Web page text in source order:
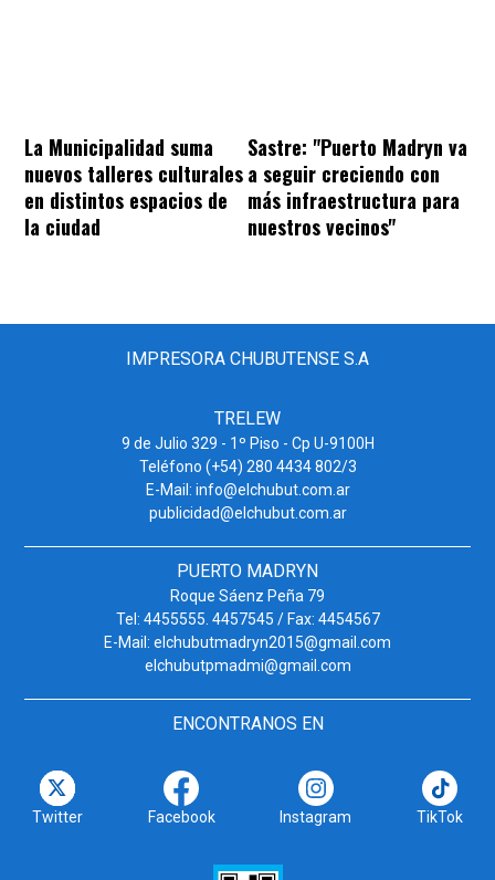
La Municipalidad suma
nuevos talleres culturales
en distintos espacios de
la ciudad
Sastre: "Puerto Madryn va
a seguir creciendo con
más infraestructura para
nuestros vecinos"
IMPRESORA CHUBUTENSE S.A
TRELEW
9 de Julio 329 - 1º Piso - Cp U-9100H
Teléfono (+54) 280 4434 802/3
E-Mail: info@elchubut.com.ar
publicidad@elchubut.com.ar
PUERTO MADRYN
Roque Sáenz Peña 79
Tel: 4455555. 4457545 / Fax: 4454567
E-Mail: elchubutmadryn2015@gmail.com
elchubutpmadmi@gmail.com
ENCONTRANOS EN
Twitter Facebook Instagram TikTok